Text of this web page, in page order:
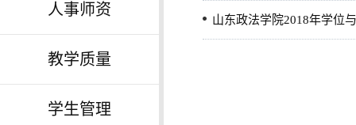
人事师资
教学质量
学生管理
山东政法学院2018年学位